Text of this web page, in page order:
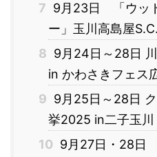
7 9月23日 「ウッ
ー」玉川高島屋
8 9月24日～28日
in かわさきフェス
9 9月25日～28日
挙2025 in二子玉川
10 9月27日・28日